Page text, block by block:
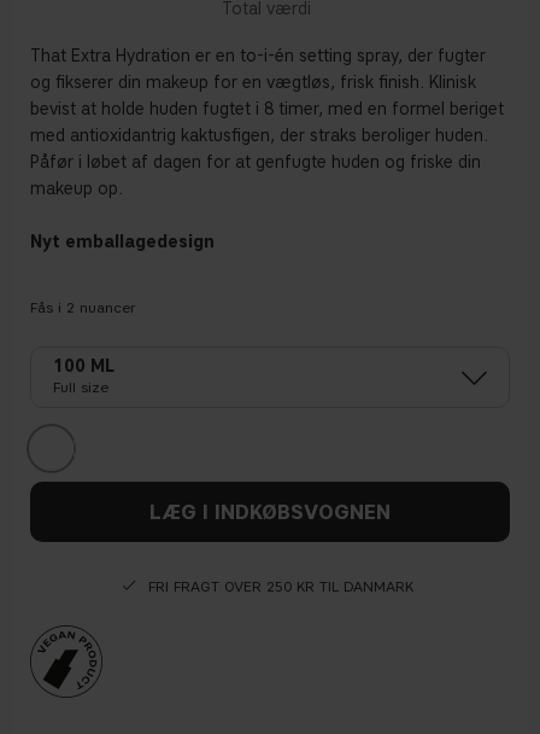
That Extra Hydration er en to-i-én setting spray, der fugter
og fikserer din makeup for en vægtløs, frisk finish. Klinisk
bevist at holde huden fugtet i 8 timer, med en formel beriget
med antioxidantrig kaktusfigen, der straks beroliger huden.
Påfør i løbet af dagen for at genfugte huden og friske din
makeup op.
Nyt emballagedesign
Fås i 2 nuancer
100 ML
Full size
LÆG I INDKØBSVOGNEN
FRI FRAGT OVER 250 KR TIL DANMARK